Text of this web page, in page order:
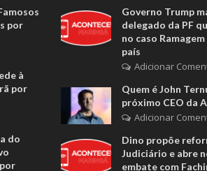
por
à
por
do
Governo Trump
delegado da PF
no caso
país
Adicionar
Quem é John
próximo CEO da
Adicionar
Dino propõe
Judiciário e abre
embate com